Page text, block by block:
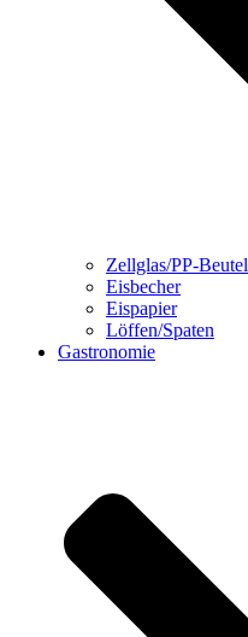
Zellglas/PP-Beutel
Eisbecher
Eispapier
Löffen/Spaten
Gastronomie